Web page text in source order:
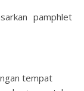
pamphlet
tempat